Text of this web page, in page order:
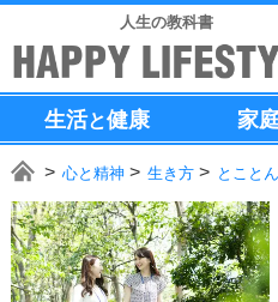
人生の教科書
生活と健康 家
心と精神 生き方 とこと